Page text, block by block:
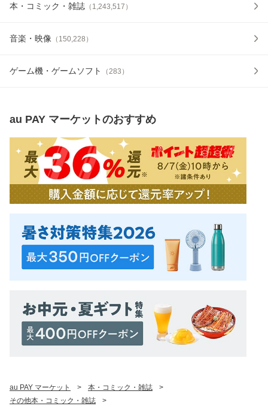
本・コミック・雑誌 （ 1,243,517 ）
音楽・映像 （ 150,228 ）
ゲーム機・ゲームソフト （283 ）
au PAY マーケットのおすすめ
au PAY マーケット > 本・コミック・雑誌
>
その他本・コミック・雑誌
>